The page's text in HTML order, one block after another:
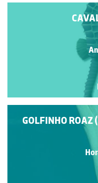
GOLFINHO ROAZ